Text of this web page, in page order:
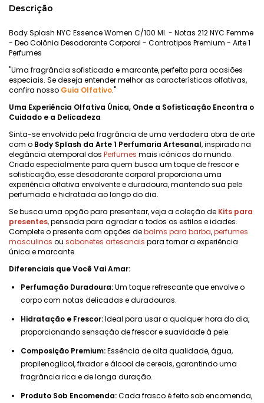
Descrição
Body Splash NYC Essence Women C/100 Ml. - Notas 212 NYC Femme
- Deo Colônia Desodorante Corporal - Contratipos Premium - Arte 1
Perfumes
"Uma fragrância sofisticada e marcante, perfeita para ocasiões
especiais. Se deseja entender melhor as características olfativas,
confira nosso Guia Olfativo."
Uma Experiência Olfativa Única, Onde a Sofisticação Encontra o
Cuidado e a Delicadeza
Sinta-se envolvido pela fragrância de uma verdadeira obra de arte
com o Body Splash da Arte 1 Perfumaria Artesanal, inspirado na
elegância atemporal dos Perfumes mais icônicos do mundo.
Criado especialmente para quem busca um toque de frescor e
sofisticação, esse desodorante corporal proporciona uma
experiência olfativa envolvente e duradoura, mantendo sua pele
perfumada e hidratada ao longo do dia.
Se busca uma opção para presentear, veja a coleção de Kits para
presentes, pensada para agradar a todos os estilos e idades.
Complete o presente com opções debalms para barba,perfumes
masculinos ou sabonetes artesanais para tornar a experiência
única e marcante.
Diferenciais que Você Vai Amar:
Perfumação Duradoura:Um toque refrescante que envolve o
corpo com notas delicadas e duradouras.
Hidratação e Frescor:Ideal para usar a qualquer hora do dia,
proporcionando sensação de frescor e suavidade à pele.
Composição Premium:Essência de alta qualidade, água,
propilenoglicol, fixador e álcool de cereais, garantindo uma
fragrância rica e de longa duração.
Produto Sob Encomenda:Cada frasco é feito sob encomenda,